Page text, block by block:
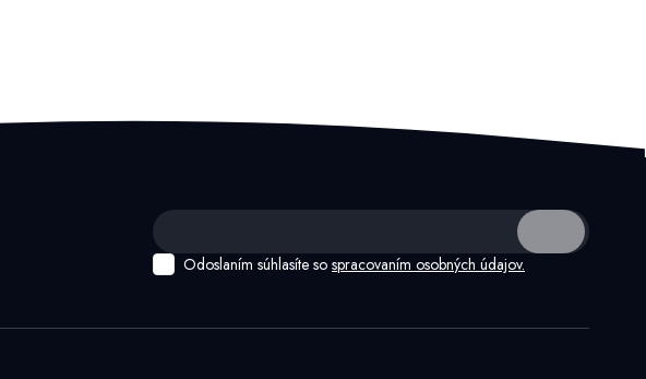
Odoslaním súhlasíte so spracovaním osobných údajov.